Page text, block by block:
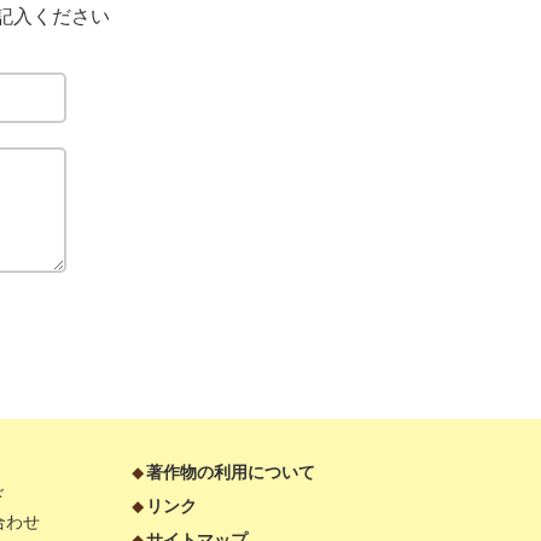
入ください
わせ
著作物の利用について
リンク